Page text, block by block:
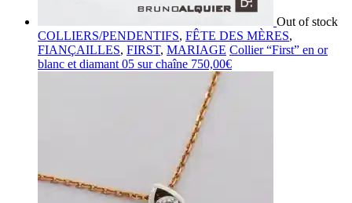
Out of stock
COLLIERS/PENDENTIFS, FÊTE DES MÈRES,
FIANÇAILLES, FIRST, MARIAGE Collier “First” en or
blanc et diamant 05 sur chaîne 750,00€